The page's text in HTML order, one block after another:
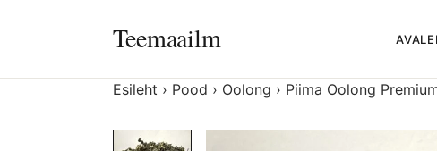
Teemaailm
Esileht › Pood › Oolong › Piima Oolong